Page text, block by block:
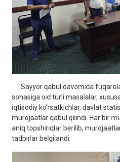
Sayyor qabul davomida
sohasiga oid turli masalalar,
iqtisodiy ko‘rsatkichlar, davlat
murojaatlar qabul qilindi. Har bir
aniq topshiriqlar berilib,
tadbirlar belgilandi.